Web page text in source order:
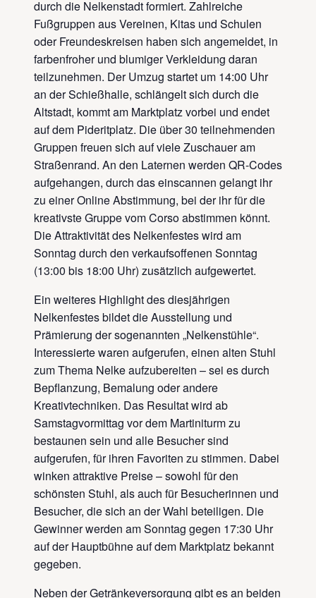
durch die Nelkenstadt formiert. Zahlreiche
Fußgruppen aus Vereinen, Kitas und Schulen
oder Freundeskreisen haben sich angemeldet, in
farbenfroher und blumiger Verkleidung daran
teilzunehmen. Der Umzug startet um 14:00 Uhr
an der Schießhalle, schlängelt sich durch die
Altstadt, kommt am Marktplatz vorbei und endet
auf dem Pideritplatz. Die über 30 teilnehmenden
Gruppen freuen sich auf viele Zuschauer am
Straßenrand. An den Laternen werden QR-Codes
aufgehangen, durch das einscannen gelangt ihr
zu einer Online Abstimmung, bei der ihr für die
kreativste Gruppe vom Corso abstimmen könnt.
Die Attraktivität des Nelkenfestes wird am
Sonntag durch den verkaufsoffenen Sonntag
(13:00 bis 18:00 Uhr) zusätzlich aufgewertet.
Ein weiteres Highlight des diesjährigen
Nelkenfestes bildet die Ausstellung und
Prämierung der sogenannten „Nelkenstühle“.
Interessierte waren aufgerufen, einen alten Stuhl
zum Thema Nelke aufzubereiten – sei es durch
Bepflanzung, Bemalung oder andere
Kreativtechniken. Das Resultat wird ab
Samstagvormittag vor dem Martiniturm zu
bestaunen sein und alle Besucher sind
aufgerufen, für ihren Favoriten zu stimmen. Dabei
winken attraktive Preise – sowohl für den
schönsten Stuhl, als auch für Besucherinnen und
Besucher, die sich an der Wahl beteiligen. Die
Gewinner werden am Sonntag gegen 17:30 Uhr
auf der Hauptbühne auf dem Marktplatz bekannt
gegeben.
Neben der Getränkeversorgung gibt es an beiden